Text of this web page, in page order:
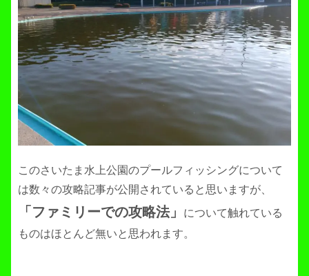
このさいたま水上公園のプールフィッシングについて
は数々の攻略記事が公開されていると思いますが、
「ファミリーでの攻略法」
について触れている
ものはほとんど無いと思われます。